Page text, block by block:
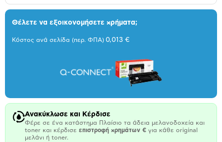
Θέλετε να εξοικονομήσετε χρήματα;
Κόστος ανά σελίδα (περ. ΦΠΑ) 0,013 €
Ανακύκλωσε και Κέρδισε
Φέρε σε ένα κατάστημα Πλαίσιο τα άδεια μελανοδοχεία και
toner και κέρδισε επιστροφή χρημάτων € για κάθε original
μελάνι ή toner.